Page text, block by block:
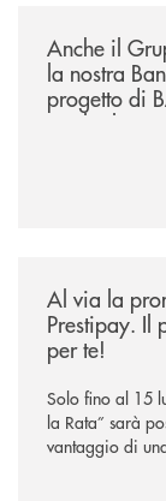
Anche il
la nostra
progetto di
e sul relativo
Al via la
Prestipay. Il
per te!
Solo fino al 15
la Rata” sarà
vantaggio di